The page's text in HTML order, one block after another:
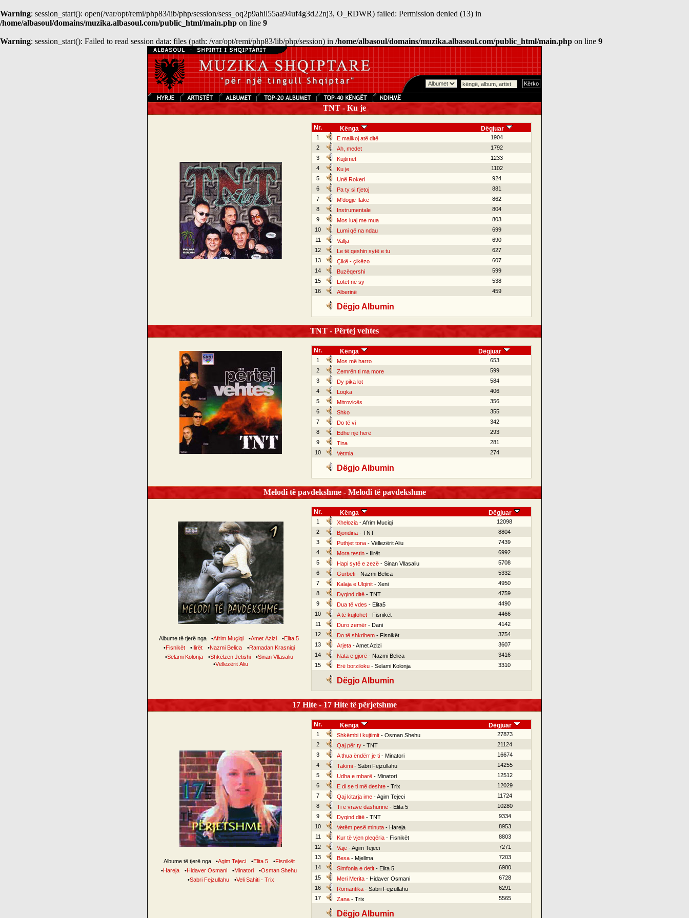
Warning: session_start(): open(/var/opt/remi/php83/lib/php/session/sess_oq2p9ahil55aa94uf4g3d22nj3, O_RDWR) failed: Permission denied (13) in
/home/albasoul/domains/muzika.albasoul.com/public_html/main.php on line 9
Warning: session_start(): Failed to read session data: files (path: /var/opt/remi/php83/lib/php/session) in /home/albasoul/domains/muzika.albasoul.com/public_html/main.php on line 9
TNT - Ku je
Nr. Kënga Dëgjuar
1 E mallkoj atë ditë
1904
2
Ah, medet
1792
3
Kujtimet
1233
4
Ku je
1102
5
Unë Rokeri
924
6
Pa ty si t'jetoj
881
7
M'dogje flakë
862
8
Instrumentale
804
9
Mos luaj me mua
803
10
Lumi që na ndau
699
11
Vallja
690
12
Le të qeshin sytë e tu
627
13
Çikë - çikëzo
607
14
Buzëqershi
599
15
Lotët në sy
538
16
Alberinë 459
Dëgjo Albumin
TNT - Përtej vehtes
Nr. Kënga Dëgjuar
1 Mos më harro
653
2
Zemrën ti ma more
599
3
Dy pika lot
584
4
Loqka
406
5
Mitrovicës
356
6
Shko
355
7
Do të vi
342
8
Edhe një herë
293
9
Tina
281
10
Vetmia 274
Dëgjo Albumin
Melodi të pavdekshme - Melodi të pavdekshme
Albume të tjerë nga •Afrim Muçiqi •Amet Azizi •Elita 5
•Fisnikët •Ilirët •Nazmi Belica •Ramadan Krasniqi
•Selami Kolonja •Shkëlzen Jetishi •Sinan Vllasaliu
•Vëllezërit Aliu
Nr. Kënga Dëgjuar
1 Xhelozia- Afrim Muciqi
12098
2
Bjondina- TNT
8804
3
Puthjet tona- Vëllezërit Aliu
7439
4
Mora testin- Ilirët
6992
5
Hapi sytë e zezë- Sinan Vllasaliu
5708
6
Gurbeti- Nazmi Belica
5332
7
Kalaja e Ulqinit- Xeni
4950
8
Dyqind ditë- TNT
4759
9
Dua të vdes - Elita5
4490
10
A të kujtohet- Fisnikët
4466
11
Duro zemër- Dani
4142
12
Do të shkrihem- Fisnikët
3754
13
Arjeta- Amet Azizi
3607
14
Nata e gjorë- Nazmi Belica
3416
15
Erë borziloku- Selami Kolonja 3310
Dëgjo Albumin
17 Hite - 17 Hite të përjetshme
Albume të tjerë nga •Agim Tejeci •Elita 5 •Fisnikët
•Hareja •Hidaver Osmani •Minatori •Osman Shehu
•Sabri Fejzullahu •Veli Sahiti - Trix
Nr. Kënga Dëgjuar
1 Shkëmbi i kujtimit- Osman Shehu
27873
2
Qaj për ty- TNT
21124
3
A thua ëndërr je ti- Minatori
16674
4
Takimi- Sabri Fejzullahu
14255
5
Udha e mbarë- Minatori
12512
6
E di se ti më deshte- Trix
12029
7
Qaj kitarja ime- Agim Tejeci
11724
8
Ti e vrave dashurinë- Elita 5
10280
9
Dyqind ditë- TNT
9334
10
Vetëm pesë minuta- Hareja
8953
11
Kur të vjen pleqëria- Fisnikët
8803
12
Vaje- Agim Tejeci
7271
13
Besa- Mjellma
7203
14
Simfonia e detit- Elita 5
6980
15
Meri Merita- Hidaver Osmani
6728
16
Romantika- Sabri Fejzullahu
6291
17
Zana- Trix 5565
Dëgjo Albumin